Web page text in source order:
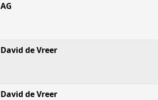
AG
David de Vreer
David de Vreer